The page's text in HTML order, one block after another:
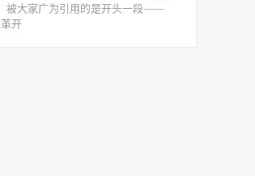
被大家广为引用的是开头一段——
开